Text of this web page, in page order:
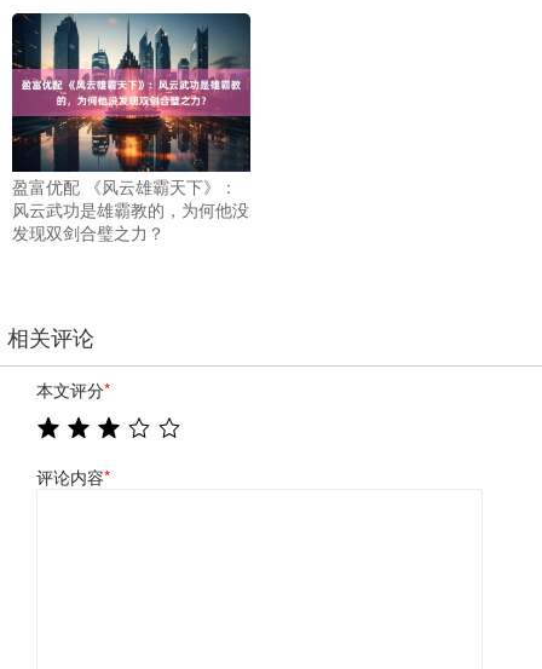
盈富优配 《风云雄霸天下》：
风云武功是雄霸教的，为何他没
发现双剑合璧之力？
相关评论
本文评分*
评论内容*